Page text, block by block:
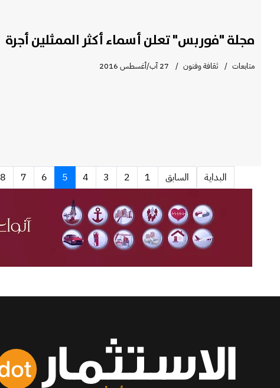
مجلة "فوربس" تعلن أسماء أكثر الممثلين أجرة
متابعات ثقافة وفنون 27 آب/أغسطس 2016
البداية السابق 1
2
3
4
5
6
7
8